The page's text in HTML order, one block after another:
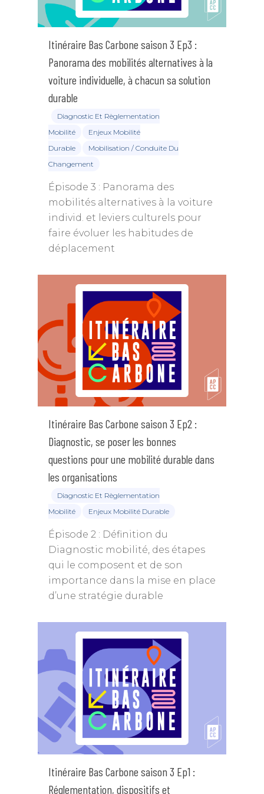
Itinéraire Bas Carbone saison 3 Ep3 :
Panorama des mobilités alternatives à la
voiture individuelle, à chacun sa solution
durable
Diagnostic Et Règlementation
Mobilité
Enjeux Mobilité
Durable
Mobilisation / Conduite Du
Changement
Épisode 3 : Panorama des
mobilités alternatives à la voiture
individ. et leviers culturels pour
faire évoluer les habitudes de
déplacement
Itinéraire Bas Carbone saison 3 Ep2 :
Diagnostic, se poser les bonnes
questions pour une mobilité durable dans
les organisations
Diagnostic Et Règlementation
Mobilité
Enjeux Mobilité Durable
Épisode 2 : Définition du
Diagnostic mobilité, des étapes
qui le composent et de son
importance dans la mise en place
d’une stratégie durable
Itinéraire Bas Carbone saison 3 Ep1 :
Réglementation, dispositifs et